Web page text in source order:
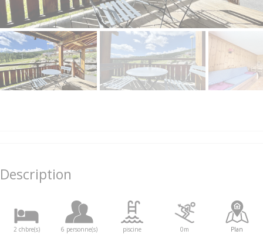
Description
2 chbre(s) 6 personne(s) piscine 0m Plan